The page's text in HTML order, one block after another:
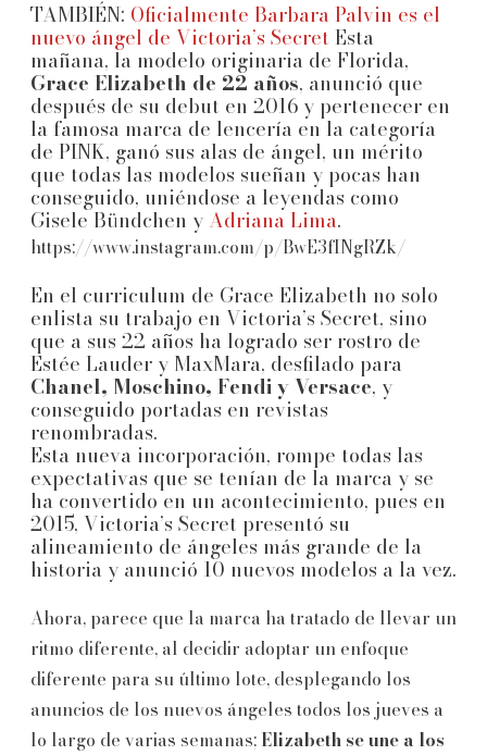
TAMBIÉN: Oficialmente Barbara Palvin es el
nuevo ángel de Victoria’s Secret Esta
mañana, la modelo originaria de Florida,
Grace Elizabeth de 22 años, anunció que
después de su debut en 2016 y pertenecer en
la famosa marca de lencería en la categoría
de PINK, ganó sus alas de ángel, un mérito
que todas las modelos sueñan y pocas han
conseguido, uniéndose a leyendas como
Gisele Bündchen yAdriana Lima.
https://www.instagram.com/p/BwE3fINgRZk/
En el curriculum de Grace Elizabeth no solo
enlista su trabajo en Victoria’s Secret, sino
que a sus 22 años ha logrado ser rostro de
Estée Lauder y MaxMara, desfilado para
Chanel, Moschino, Fendi y Versace, y
conseguido portadas en revistas
renombradas.
Esta nueva incorporación, rompe todas las
expectativas que se tenían de la marca y se
ha convertido en un acontecimiento, pues en
2015, Victoria’s Secret presentó su
alineamiento de ángeles más grande de la
historia y anunció 10 nuevos modelos a la vez.
Ahora, parece que la marca ha tratado de llevar un
ritmo diferente, al decidir adoptar un enfoque
diferente para su último lote, desplegando los
anuncios de los nuevos ángeles todos los jueves a
lo largo de varias semanas; Elizabeth se une a los